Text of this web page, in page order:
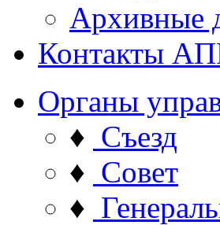
Архивные
Контакты
Органы
♦ Съезд
♦ Совет
♦